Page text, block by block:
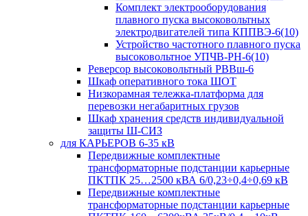
Комплект электрооборудования
плавного пуска высоковольтных
электродвигателей типа КППВЭ-6(10)
Устройство частотного плавного пуска
высоковольтное УПЧВ-РН-6(10)
Реверсор высоковольтный РВВш-6
Шкаф оперативного тока ШОТ
Низкорамная тележка-платформа для
перевозки негабаритных грузов
Шкаф хранения средств индивидуальной
защиты Ш-СИЗ
для КАРЬЕРОВ 6-35 кВ
Передвижные комплектные
трансформаторные подстанции карьерные
ПКТПК 25…2500 кВА 6/0,23÷0,4÷0,69 кВ
Передвижные комплектные
трансформаторные подстанции карьерные